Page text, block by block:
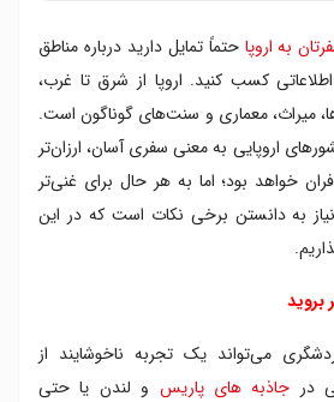
به اروپا حتماً تمایل دارید درباره مناطق
کسب کنید. اروپا از شرق تا غرب،
میراث، معماری و سنت‌های گوناگون است.
اروپایی به معنی سفری آسان، ارزان‌تر
خواهد بود؛ اما به هر حال برای غنی‌تر
به دانستن برخی نکات است که در این
می‌تواند یک تجربه ناخوشایند از
در جاذبه های پاریس و لندن یا حتی